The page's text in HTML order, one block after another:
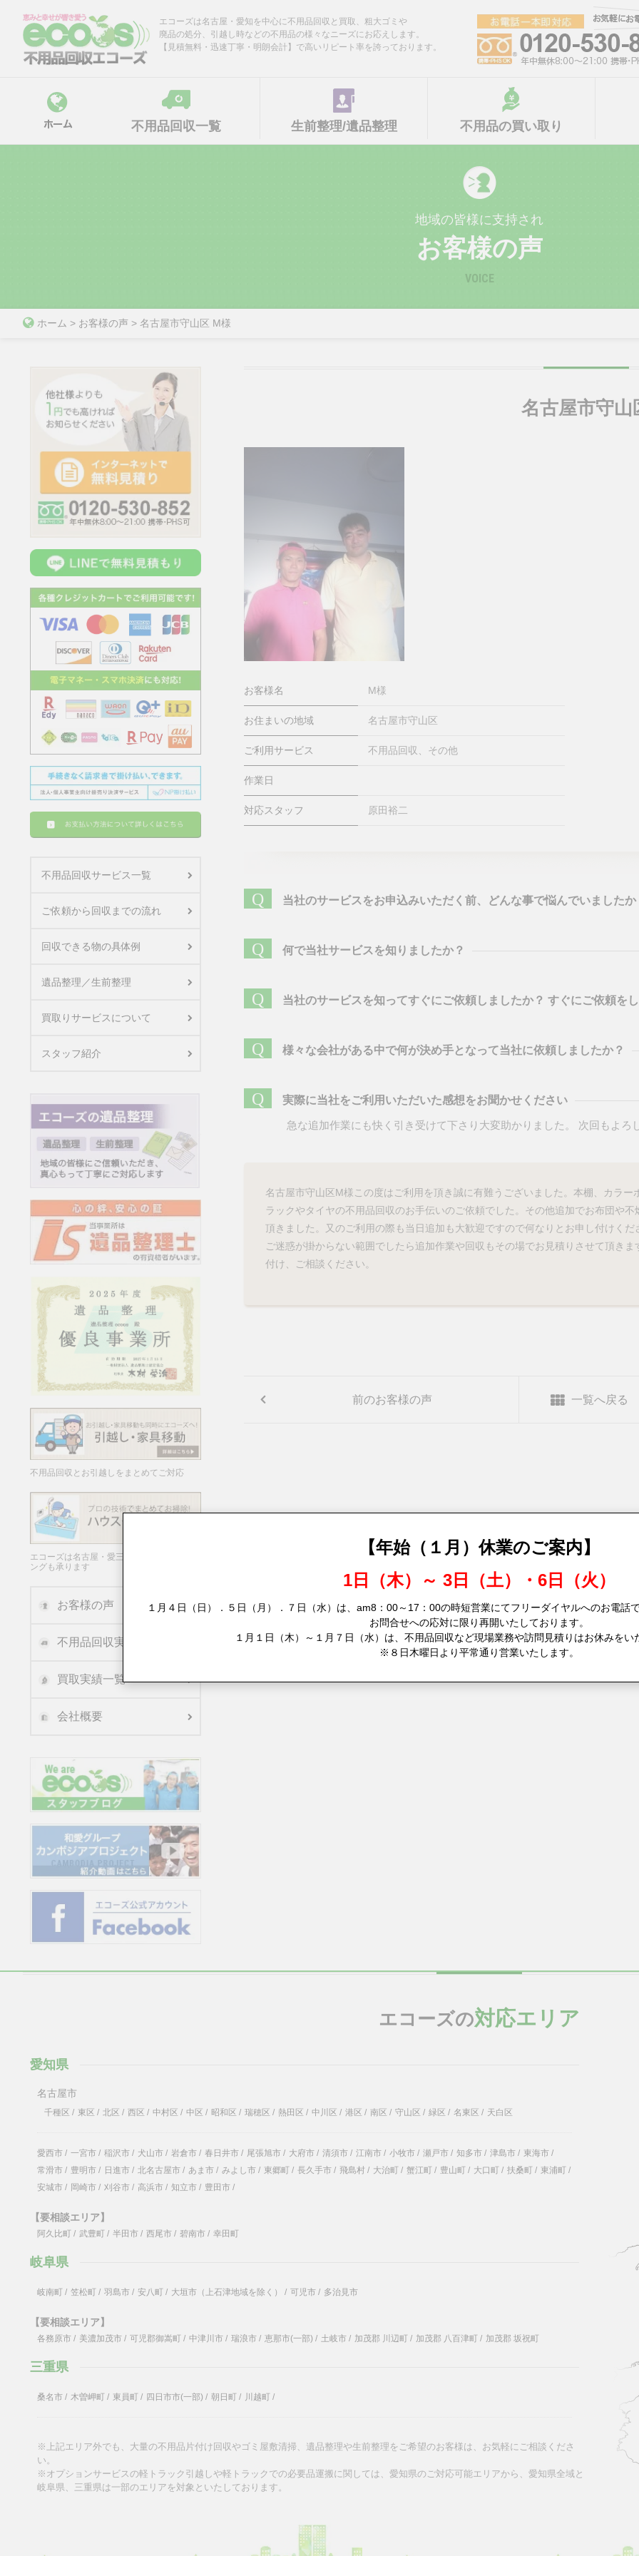
content
エコーズは名古屋・愛知を中心に不用品回収と買取、粗大ゴミや
廃品の処分、引越し時などの不用品の様々なニーズにお応えします。
【見積無料・迅速丁寧・明朗会計】で高いリピート率を誇っております。
不用品回収一覧 生前整理/遺品整理 不用品の買い取り
地域の皆様に支持され
お客様の声
VOICE
ホーム > お客様の声 > 名古屋市守山区 M様
不用品回収サービス一覧
ご依頼から回収までの流れ
回収できる物の具体例
遺品整理／生前整理
買取りサービスについて
スタッフ紹介
不用品回収とお引越しをまとめてご対応
エコーズは名古屋・愛三岐でハウスクリーニ
ングも承ります
お客様の声
不用品回収実績
買取実績一覧
会社概要
名古屋市守山
お客様名 M様
お住まいの地域 名古屋市守山区
ご利用サービス 不用品回収、その他
作業日
対応スタッフ 原田裕二
Q 当社のサービスをお申込みいただく前、どんな事で悩んでいましたか
Q 何で当社サービスを知りましたか？
Q 当社のサービスを知ってすぐにご依頼しましたか？ すぐにご依頼を
Q 様々な会社がある中で何が決め手となって当社に依頼しましたか？
Q 実際に当社をご利用いただいた感想をお聞かせください
急な追加作業にも快く引き受けて下さり大変助かりました。 次回もよろ
名古屋市守山区M様この度はご利用を頂き誠に有難うございました。本棚、カラー
ラックやタイヤの不用品回収のお手伝いのご依頼でした。その他追加でお布団や
頂きました。又のご利用の際も当日追加も大歓迎ですので何なりとお申し付けく
ご迷惑が掛からない範囲でしたら追加作業や回収もその場でお見積りさせて頂き
付け、ご相談ください。
前のお客様の声 一覧へ戻る
エコーズの対応エリア
愛知県
名古屋市
千種区 / 東区 / 北区 / 西区 / 中村区 / 中区 / 昭和区 / 瑞穂区 / 熱田区 / 中川区 / 港区 / 南区 / 守山区 / 緑区 / 名東区 / 天白区
愛西市 / 一宮市 / 稲沢市 / 犬山市 / 岩倉市 / 春日井市 / 尾張旭市 / 大府市 / 清須市 / 江南市 / 小牧市 / 瀬戸市 / 知多市 / 津島市 / 東海市 /
常滑市 / 豊明市 / 日進市 / 北名古屋市 / あま市 / みよし市 / 東郷町 / 長久手市 / 飛島村 / 大治町 / 蟹江町 / 豊山町 / 大口町 / 扶桑町 / 東浦町 /
安城市 / 岡崎市 / 刈谷市 / 高浜市 / 知立市 / 豊田市 /
【要相談エリア】
阿久比町 / 武豊町 / 半田市 / 西尾市 / 碧南市 / 幸田町
岐阜県
岐南町 / 笠松町 / 羽島市 / 安八町 / 大垣市（上石津地域を除く） / 可児市 / 多治見市
【要相談エリア】
各務原市 / 美濃加茂市 / 可児郡御嵩町 / 中津川市 / 瑞浪市 / 恵那市(一部) / 土岐市 / 加茂郡 川辺町 / 加茂郡 八百津町 / 加茂郡 坂祝町
三重県
桑名市 / 木曽岬町 / 東員町 / 四日市市(一部) / 朝日町 / 川越町 /
※上記エリア外でも、大量の不用品片付け回収やゴミ屋敷清掃、遺品整理や生前整理をご希望のお客様は、お気軽にご相談くださ
い。
※オプションサービスの軽トラック引越しや軽トラックでの必要品運搬に関しては、愛知県のご対応可能エリアから、愛知県全域と
岐阜県、三重県は一部のエリアを対象といたしております。
【年始（１月）休業のご案内】
1日（木）～ 3日（土）・6日（火）
１月４日（日）．５日（月）．７日（水）は、am8：00～17：00の時短営業にてフリーダイヤルへのお電話
お問合せへの応対に限り再開いたしております。
１月１日（木）～１月７日（水）は、不用品回収など現場業務や訪問見積りはお休みをい
※８日木曜日より平常通り営業いたします。